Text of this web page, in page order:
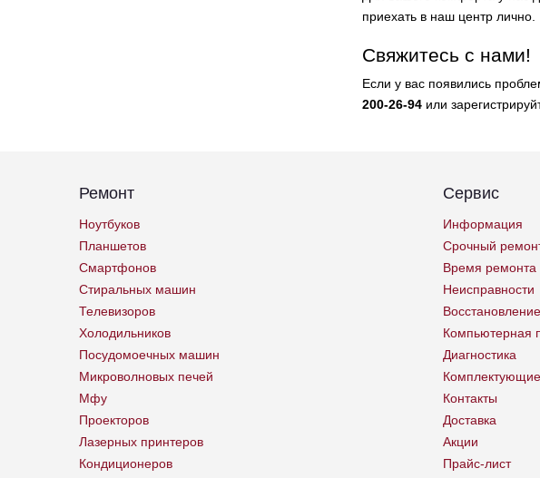
приехать в наш центр лично.
Свяжитесь с нами!
Если у вас появились
200-26-94 или
Ремонт
Ноутбуков
Планшетов
Смартфонов
Стиральных машин
Телевизоров
Холодильников
Посудомоечных машин
Микроволновых печей
Мфу
Проекторов
Лазерных принтеров
Кондиционеров
Сервис
Информация
Срочный
Время ремонта
Неисправности
Компьютерная
Диагностика
Комплектующие
Контакты
Доставка
Акции
Прайс-лист